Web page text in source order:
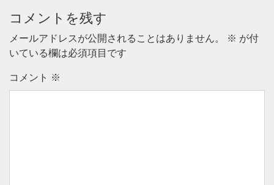
コメントを残す
メールアドレスが公開されることはありません。 ※ が付
いている欄は必須項目です
コメント ※